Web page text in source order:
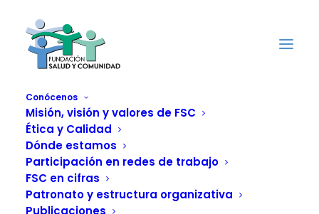
Conócenos
Misión, visión y valores de FSC
Ética y Calidad
Dónde estamos
Participación en redes de trabajo
FSC en cifras
Patronato y estructura organizativa
Publicaciones